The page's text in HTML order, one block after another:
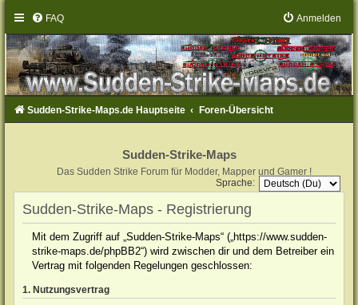
FAQ Anmelden
Sudden-Strike-Maps.de Hauptseite Foren-Übersicht
Sudden-Strike-Maps
Das Sudden Strike Forum für Modder, Mapper und Gamer !
Sprache:
Sudden-Strike-Maps - Registrierung
Mit dem Zugriff auf „Sudden-Strike-Maps“ („https://www.sudden-
strike-maps.de/phpBB2“) wird zwischen dir und dem Betreiber ein
Vertrag mit folgenden Regelungen geschlossen:
1. Nutzungsvertrag